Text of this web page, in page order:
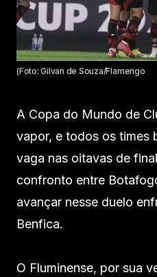
(Foto: Gilvan de Souza/Flamengo
A Copa do Mundo de
vapor, e todos os times
vaga nas oitavas de
confronto entre
avançar nesse duelo
Benfica.
O Fluminense, por sua